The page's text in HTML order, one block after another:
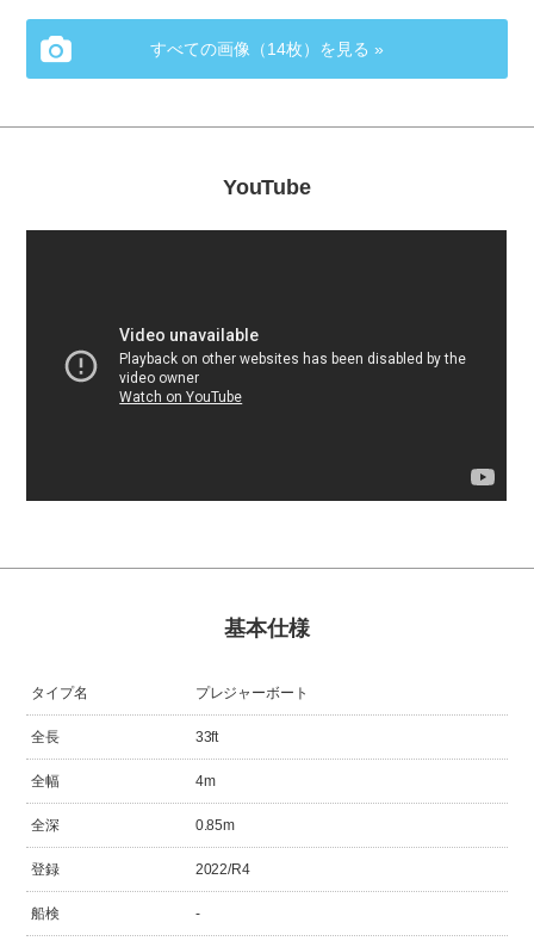
すべての画像（14枚）を見る »
YouTube
基本仕様
タイプ名 プレジャーボート
全長 33ft
全幅 4m
全深 0.85m
登録 2022/R4
船検 -